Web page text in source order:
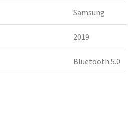
Samsung
2019
Bluetooth 5.0